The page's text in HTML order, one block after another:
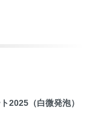
2025（白微発泡）